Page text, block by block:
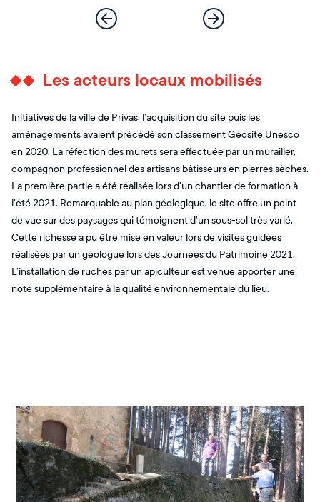
Les acteurs locaux mobilisés
Initiatives de la ville de Privas, l’acquisition du site puis les
aménagements avaient précédé son classement Géosite Unesco
en 2020. La réfection des murets sera effectuée par un murailler,
compagnon professionnel des artisans bâtisseurs en pierres sèches.
La première partie a été réalisée lors d'un chantier de formation à
l'été 2021. Remarquable au plan géologique, le site offre un point
de vue sur des paysages qui témoignent d’un sous-sol très varié.
Cette richesse a pu être mise en valeur lors de visites guidées
réalisées par un géologue lors des Journées du Patrimoine 2021.
L’installation de ruches par un apiculteur est venue apporter une
note supplémentaire à la qualité environnementale du lieu.